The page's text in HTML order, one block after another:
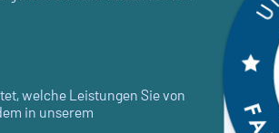
welche Leistungen Sie von
in unserem